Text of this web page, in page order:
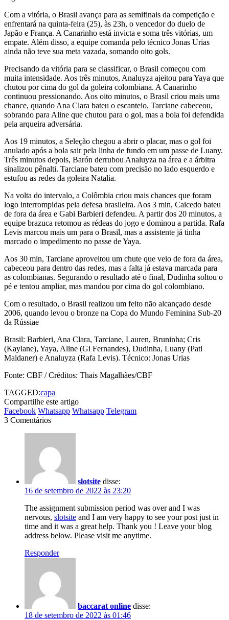
Com a vitória, o Brasil avança para as semifinais da competição e
enfrentará na quinta-feira (25), às 23h, o vencedor do duelo de
Japão e França. A Canarinho está invicta e soma três vitórias, um
empate. Além disso, a equipe comanda pelo técnico Jonas Urias
ainda não teve sua meta vazada, somando oito gols.
Precisando da vitória para se classificar, o Brasil começou com
muita intensidade. Aos três minutos, Analuyza ajeitou para Yaya que
chutou por cima do gol da goleira colombiana. A Canarinho
continuou pressionando. Aos oito minutos, o Brasil criou mais uma
chance, quando Ana Clara bateu o escanteio, Tarciane cabeceou,
sobrando para Aline que chutou para o gol, mas a bola foi defendida
pela arqueira adversária.
Aos 19 minutos, a Seleção chegou a abrir o placar, mas o gol foi
anulado após a bola sair pela linha de fundo em um passe de Luany.
Três minutos depois, Barón derrubou Analuyza na área e a árbitra
sinalizou pênalti. Tarciane bateu com precisão no lado esquerdo e
estufou as redes da goleira Natalia.
Na volta do intervalo, a Colômbia criou mais chances que foram
logo interrompidas pela defesa brasileira. Aos 3 min, Caicedo bateu
de fora da área e Gabi Barbieri defendeu. A partir dos 20 minutos, a
equipe brazuca retomou as rédeas do jogo e dominou a partida. Rafa
Levis marcou mais um para o Brasil, mas a assistente já tinha
marcado o impedimento no passe de Yaya.
Aos 30 min, Tarciane aproveitou um chute que veio de fora da área,
cabeceou para dentro das redes, mas a falta já estava marcada para
as colombianas. Segurando o resultado até o final, Dudinha soltou o
pé e tentou ampliar, mas mandou por cima do gol colombiano.
Com o resultado, o Brasil realizou um feito não alcançado desde
2006, quando levou o bronze na Copa do Mundo Feminina Sub-20
da Rússiae
Brasil: Barbieri, Ana Clara, Tarciane, Lauren, Bruninha; Cris
(Kaylane), Yaya, Aline (Gi Fernandes), Dudinha, Luany (Pati
Maldaner) e Analuyza (Rafa Levis). Técnico: Jonas Urias
Fonte: CBF / Créditos: Thais Magalhães/CBF
TAGGED:capa
Compartilhe este artigo
Facebook Whatsapp Whatsapp Telegram
3 Comentários
slotsite disse:
16 de setembro de 2022 às 23:20
The assignment submission period was over and I was
nervous, slotsite and I am very happy to see your post just in
time and it was a great help. Thank you ! Leave your blog
address below. Please visit me anytime.
Responder
baccarat online disse:
18 de setembro de 2022 às 01:46